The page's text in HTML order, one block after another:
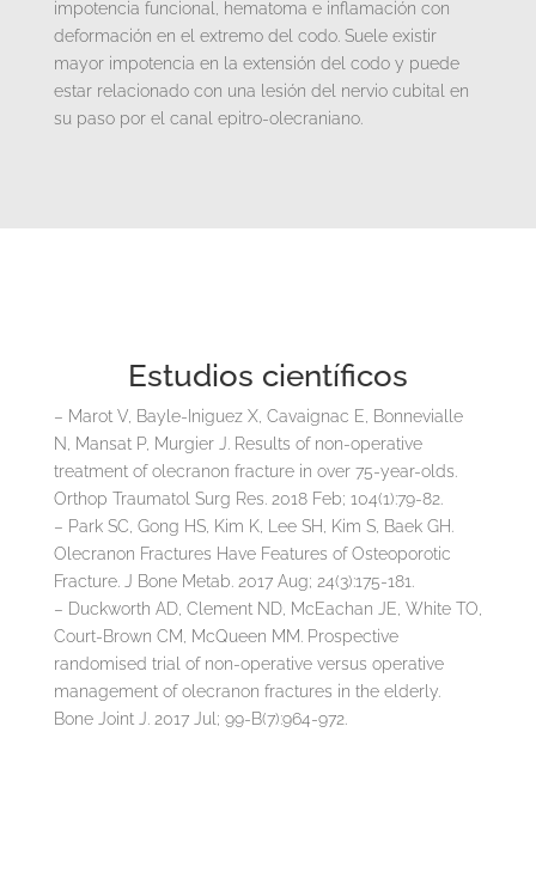
impotencia funcional, hematoma e inflamación con
deformación en el extremo del codo. Suele existir
mayor impotencia en la extensión del codo y puede
estar relacionado con una lesión del nervio cubital en
su paso por el canal epitro-olecraniano.
Estudios científicos
– Marot V, Bayle-Iniguez X, Cavaignac E, Bonnevialle
N, Mansat P, Murgier J. Results of non-operative
treatment of olecranon fracture in over 75-year-olds.
Orthop Traumatol Surg Res. 2018 Feb; 104(1):79-82.
– Park SC, Gong HS, Kim K, Lee SH, Kim S, Baek GH.
Olecranon Fractures Have Features of Osteoporotic
Fracture. J Bone Metab. 2017 Aug; 24(3):175-181.
– Duckworth AD, Clement ND, McEachan JE, White TO,
Court-Brown CM, McQueen MM. Prospective
randomised trial of non-operative versus operative
management of olecranon fractures in the elderly.
Bone Joint J. 2017 Jul; 99-B(7):964-972.